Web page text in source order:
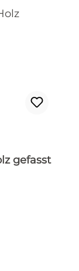
gefasst